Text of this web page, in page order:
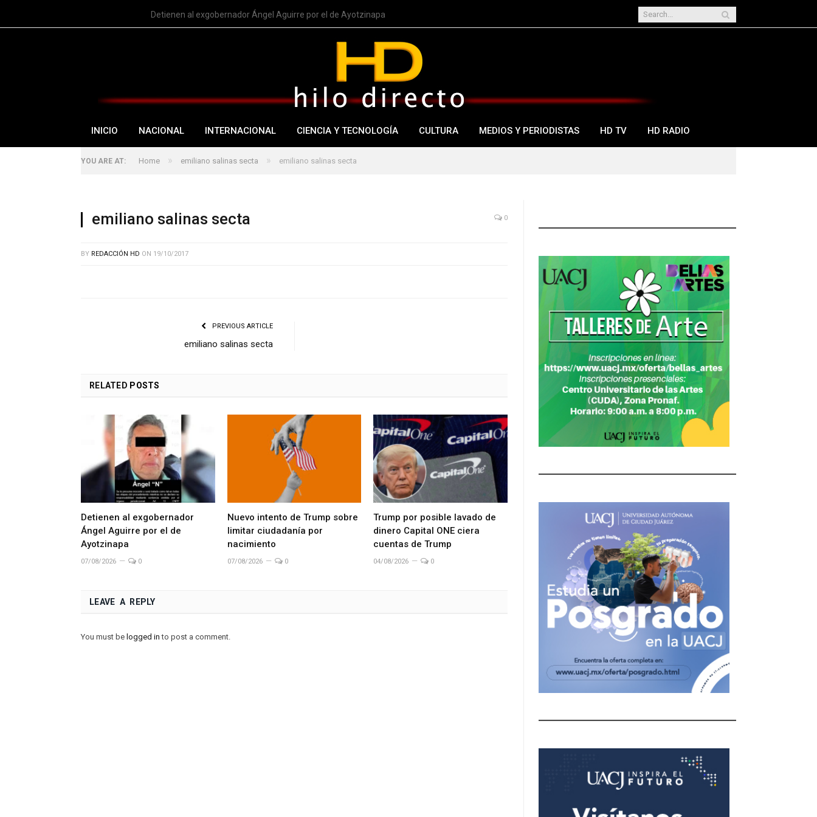
Detienen al exgobernador Ángel Aguirre por el de Ayotzinapa
INICIO NACIONAL INTERNACIONAL CIENCIA Y TECNOLOGÍA CULTURA MEDIOS Y PERIODISTAS HD TV HD RADIO
YOU ARE AT: Home » emiliano salinas secta » emiliano salinas secta
emiliano salinas secta 0
BY REDACCIÓN HD ON 19/10/2017
PREVIOUS ARTICLE
emiliano salinas secta
RELATED POSTS
Detienen al exgobernador
Ángel Aguirre por el de
Ayotzinapa
07/08/2026 0
Nuevo intento de Trump sobre
limitar ciudadanía por
nacimiento
07/08/2026 0
Trump por posible lavado de
dinero Capital ONE ciera
cuentas de Trump
04/08/2026 0
LEAVE A REPLY
You must be logged in to post a comment.